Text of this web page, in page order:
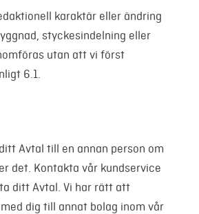
karaktär eller ändring
styckesindelning eller
utan att vi först
6.1.
Avtal till en annan person om
det. Kontakta vår kundservice
ditt Avtal. Vi har rätt att
dig till annat bolag inom vår